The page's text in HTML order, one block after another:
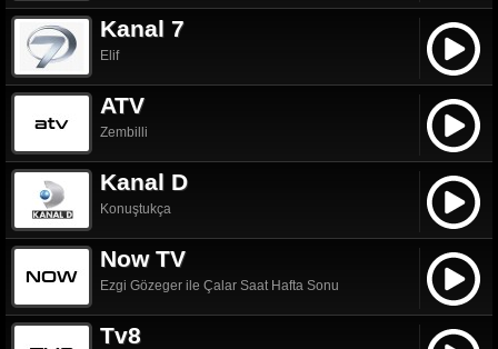
Kanal 7
Elif
ATV
Zembilli
Kanal D
Konuştukça
Now TV
Ezgi Gözeger ile Çalar Saat Hafta Sonu
Tv8